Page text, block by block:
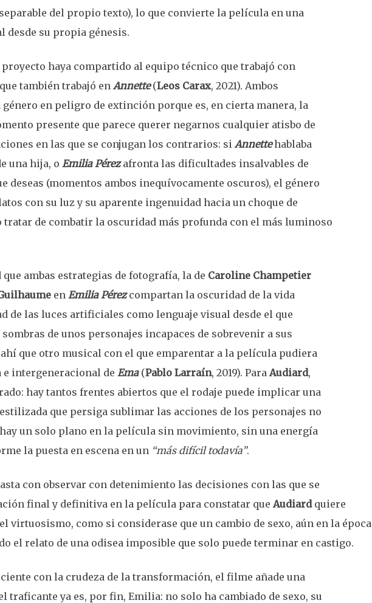
del propio texto), lo que convierte la película en una
desde su propia génesis.
proyecto haya compartido al equipo técnico que trabajó con
también trabajó en Annette (Leos Carax, 2021). Ambos
en peligro de extinción porque es, en cierta manera, la
presente que parece querer negarnos cualquier atisbo de
en las que se conjugan los contrarios: si Annette hablaba
una hija, o Emilia Pérezafronta las dificultades insalvables de
deseas (momentos ambos inequívocamente oscuros), el género
con su luz y su aparente ingenuidad hacia un choque de
de combatir la oscuridad más profunda con el más luminoso
ambas estrategias de fotografía, la de Caroline Champetier
en Emilia Pérez compartan la oscuridad de la vida
de las luces artificiales como lenguaje visual desde el que
de unos personajes incapaces de sobrevenir a sus
que otro musical con el que emparentar a la película pudiera
intergeneracional de Ema(Pablo Larraín, 2019). Para Audiard,
hay tantos frentes abiertos que el rodaje puede implicar una
que persiga sublimar las acciones de los personajes no
un solo plano en la película sin movimiento, sin una energía
la puesta en escena en un “más difícil todavía”.
con observar con detenimiento las decisiones con las que se
final y definitiva en la película para constatar que Audiardquiere
virtuosismo, como si considerase que un cambio de sexo, aún en la época
el relato de una odisea imposible que solo puede terminar en castigo.
con la crudeza de la transformación, el filme añade una
traficante ya es, por fin, Emilia: no solo ha cambiado de sexo, su